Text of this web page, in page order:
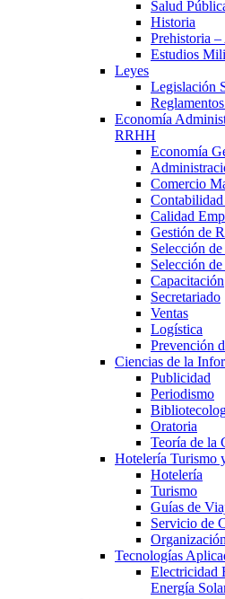
Salud
Historia
Prehistoria
Estudios
Leyes
Legislación
Economía
RRHH
Economía
Comercio
Calidad
Gestión de
Selección
Selección
Capacitación
Secretariado
Ventas
Logística
Prevención
Ciencias de la
Publicidad
Periodismo
Oratoria
Teoría de la
Hotelería Turismo
Hotelería
Turismo
Guías de
Servicio de
Tecnologías
Electricidad
Energía